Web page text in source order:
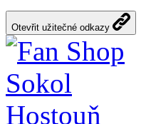
Otevřit užitečné odkazy